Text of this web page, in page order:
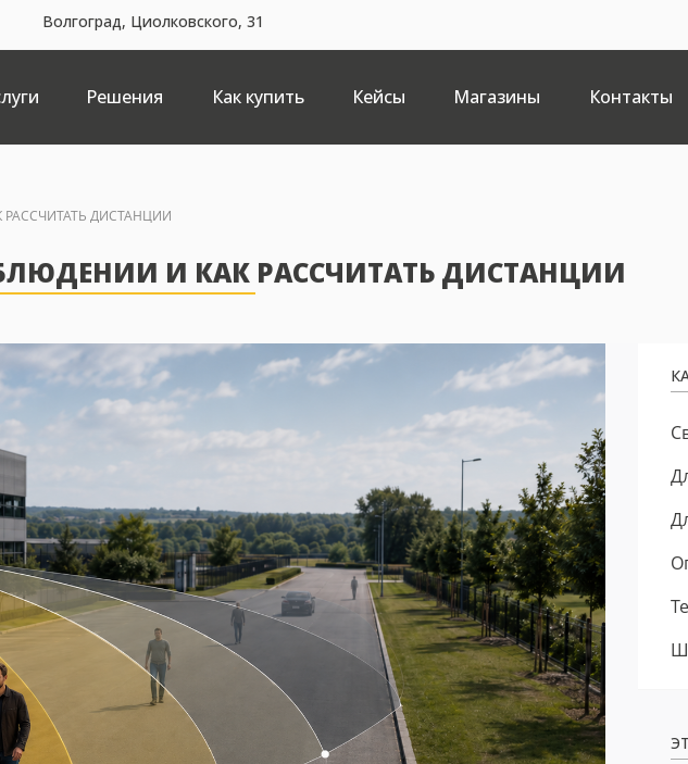
Волгоград, Циолковского, 31
Решения Как купить Кейсы Магазины Контакты
РАССЧИТАТЬ ДИСТАНЦИИ
И КАК РАССЧИТАТЬ ДИСТАНЦИИ